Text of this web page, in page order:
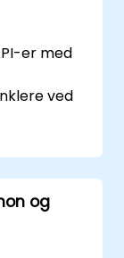
er med
ved
på
hjelp av
i
og